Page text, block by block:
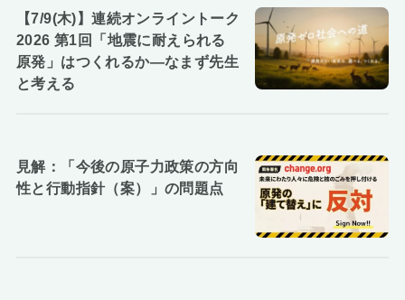
【7/9(木)】連続オンライントーク
2026 第1回「地震に耐えられる
原発」はつくれるか―なまず先生
と考える
見解：「今後の原子力政策の方向
性と行動指針（案）」の問題点